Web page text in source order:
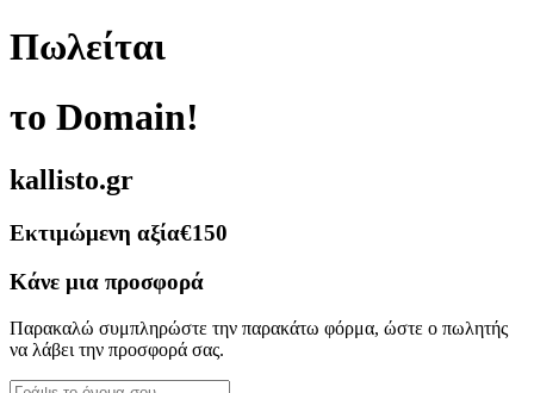
Πωλείται
το Domain!
kallisto.gr
Εκτιμώμενη αξία€150
Κάνε μια προσφορά
Παρακαλώ συμπληρώστε την παρακάτω φόρμα, ώστε ο πωλητής
να λάβει την προσφορά σας.